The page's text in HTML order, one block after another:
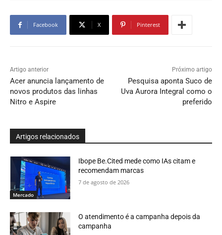
Facebook X Pinterest
Artigo anterior
Acer anuncia lançamento de
novos produtos das linhas
Nitro e Aspire
Próximo artigo
Pesquisa aponta Suco de
Uva Aurora Integral como o
preferido
Artigos relacionados
Mercado
Ibope Be.Cited mede como IAs citam e
recomendam marcas
7 de agosto de 2026
O atendimento é a campanha depois da
campanha